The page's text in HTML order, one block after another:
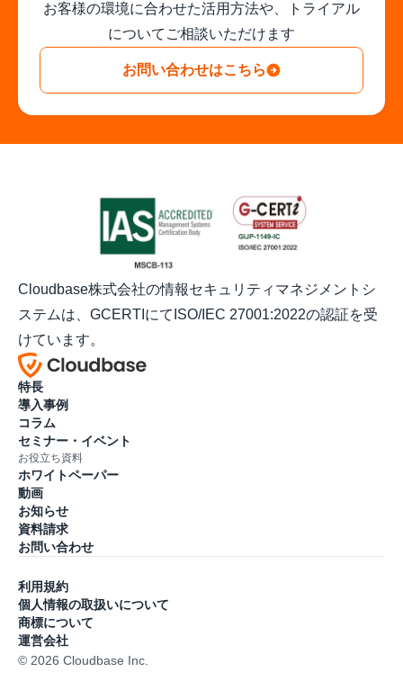
お客様の環境に合わせた活用方法や、トライアル
についてご相談いただけます
お問い合わせはこちら
Cloudbase株式会社の情報セキュリティマネジメントシ
ステムは、GCERTIにてISO/IEC 27001:2022の認証を受
けています。
特長
導入事例
コラム
セミナー・イベント
お役立ち資料
ホワイトペーパー
動画
お知らせ
資料請求
お問い合わせ
利用規約
個人情報の取扱いについて
商標について
運営会社
© 2026 Cloudbase Inc.